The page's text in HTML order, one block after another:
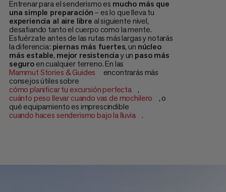
Entrenar para el senderismo es mucho más que
una simple preparación– es lo que lleva tu
experiencia al aire libre al siguiente nivel,
desafiando tanto el cuerpo como la mente.
Esfuérzate antes de las rutas más largas y notarás
la diferencia: piernas más fuertes, un núcleo
más estable, mejor resistenciay un paso más
seguroen cualquier terreno. En las
Mammut Stories & Guides
encontrarás más
consejos útiles sobre
cómo planificar tu excursión perfecta ,
cuánto peso llevar cuando vas de mochilero
, o
qué equipamiento es imprescindible
cuando haces senderismo bajo la lluvia .